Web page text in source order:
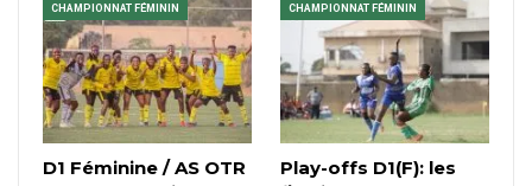
CHAMPIONNAT FÉMININ
D1 Féminine / AS OTR
CHAMPIONNAT FÉMININ
Play-offs D1(F): les